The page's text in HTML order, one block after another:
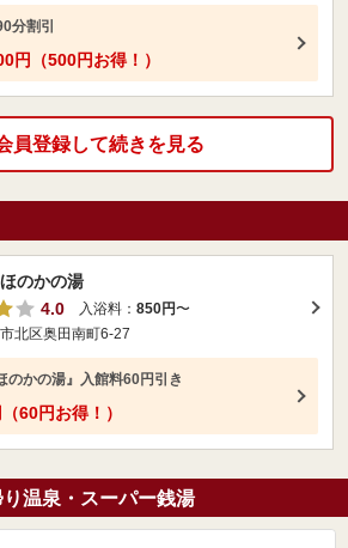
分割引
円（500円お得！）
員登録して続きを見る
のかの湯
4.0
入浴料： 850円〜
北区奥田南町6-27
のかの湯』入館料60円引き
60円お得！）
温泉・スーパー銭湯